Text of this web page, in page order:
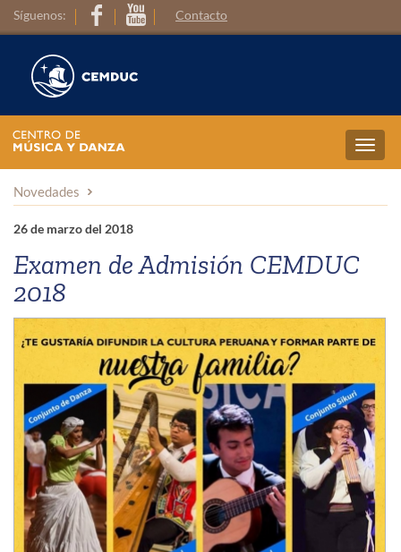
Síguenos: Contacto
Novedades
26 de marzo del 2018
Examen de Admisión CEMDUC
2018